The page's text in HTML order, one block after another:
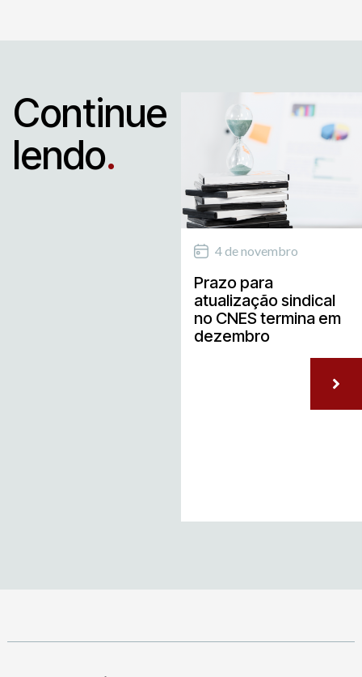
Continue
lendo.
4 de novembro
Prazo para
atualização sindical
no CNES termina em
dezembro